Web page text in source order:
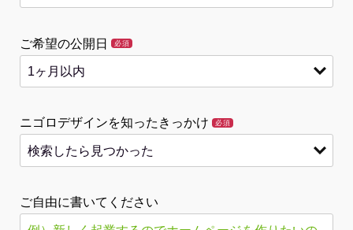
ご希望の公開日 必須
ニゴロデザインを知ったきっかけ 必須
ご自由に書いてください